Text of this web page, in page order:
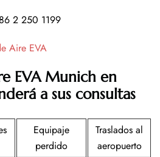
2 250 1199
Aire EVA
EVA Munich en
a sus consultas
Equipaje
perdido
Traslados al
aeropuerto